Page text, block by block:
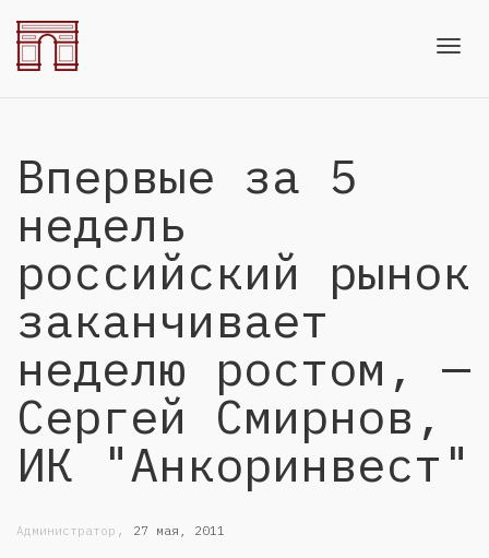
Впервые за 5
недель
российский рынок
заканчивает
неделю ростом, —
Сергей Смирнов,
ИК "Анкоринвест"
Администратор , 27 мая, 2011